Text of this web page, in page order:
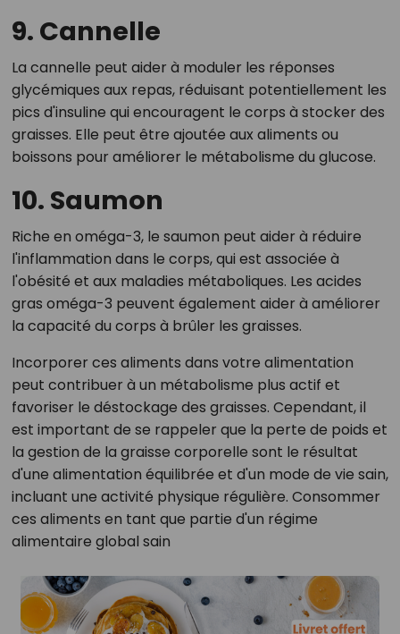
9. Cannelle
La cannelle peut aider à moduler les réponses
glycémiques aux repas, réduisant potentiellement les
pics d'insuline qui encouragent le corps à stocker des
graisses. Elle peut être ajoutée aux aliments ou
boissons pour améliorer le métabolisme du glucose.
10. Saumon
Riche en oméga-3, le saumon peut aider à réduire
l'inflammation dans le corps, qui est associée à
l'obésité et aux maladies métaboliques. Les acides
gras oméga-3 peuvent également aider à améliorer
la capacité du corps à brûler les graisses.
Incorporer ces aliments dans votre alimentation
peut contribuer à un métabolisme plus actif et
favoriser le déstockage des graisses. Cependant, il
est important de se rappeler que la perte de poids et
la gestion de la graisse corporelle sont le résultat
d'une alimentation équilibrée et d'un mode de vie sain,
incluant une activité physique régulière. Consommer
ces aliments en tant que partie d'un régime
alimentaire global sain